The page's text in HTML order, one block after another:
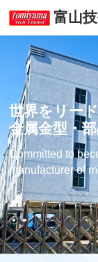
富山
世界をリー
金属金型・
Committed to
manufacturer of